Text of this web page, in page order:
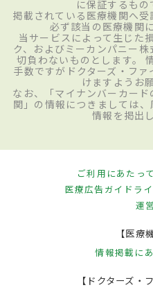
に保証するもの
掲載されている医療機関へ
必ず該当の医療機関
当サービスによって生じた
ク、およびミーカンパニー
切負わないものとします。
手数ですがドクターズ・フ
けますようお
なお、「マイナンバーカー
関」の情報につきましては、
情報を掲出
ご利用にあたって
医療広告ガイドラ
運
【医療
情報掲載に
【ドクターズ・